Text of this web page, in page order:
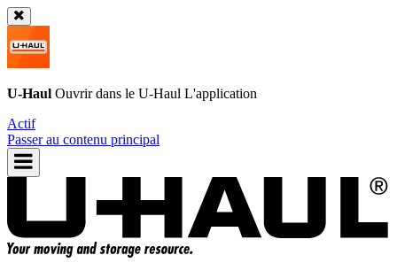
U-Haul Ouvrir dans le U-Haul L'application
Actif
Passer au contenu principal